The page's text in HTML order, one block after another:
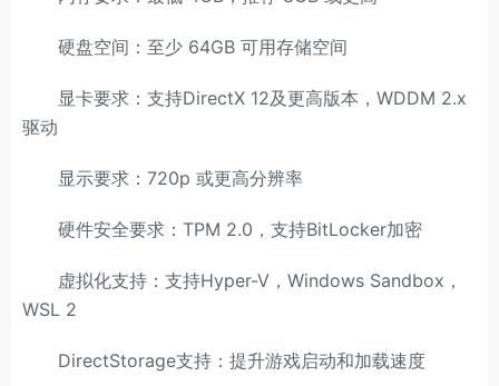
硬盘空间：至少 64GB 可用存储空间
显卡要求：支持DirectX 12及更高版本，WDDM 2.x
驱动
显示要求：720p 或更高分辨率
硬件安全要求：TPM 2.0，支持BitLocker加密
虚拟化支持：支持Hyper-V，Windows Sandbox，
WSL 2
DirectStorage支持：提升游戏启动和加载速度